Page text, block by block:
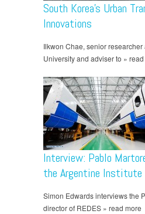
South Korea’s Urban
Innovations
Ilkwon Chae, senior
University and adviser to »
Interview: Pablo
the Argentine
Simon Edwards interviews the
director of REDES » read more